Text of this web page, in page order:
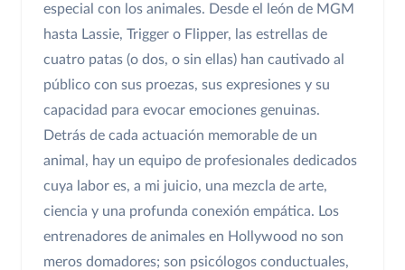
especial con los animales. Desde el león de MGM
hasta Lassie, Trigger o Flipper, las estrellas de
cuatro patas (o dos, o sin ellas) han cautivado al
público con sus proezas, sus expresiones y su
capacidad para evocar emociones genuinas.
Detrás de cada actuación memorable de un
animal, hay un equipo de profesionales dedicados
cuya labor es, a mi juicio, una mezcla de arte,
ciencia y una profunda conexión empática. Los
entrenadores de animales en Hollywood no son
meros domadores; son psicólogos conductuales,